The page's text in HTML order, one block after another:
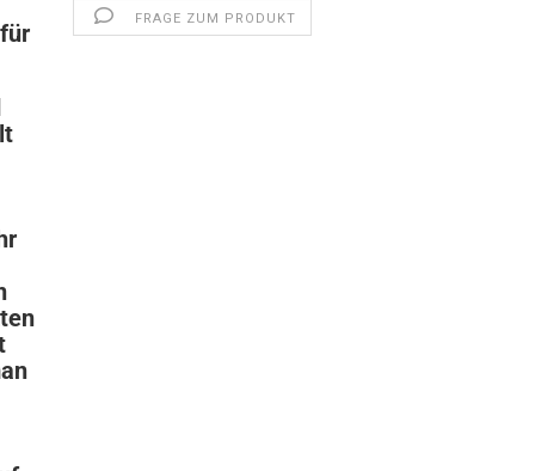
FRAGE ZUM PRODUKT